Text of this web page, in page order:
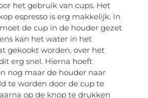
het gebruik van cups. Het
espresso is erg makkelijk. In
de cup in de houder gezet
kan het water in het
gekookt worden, over het
erg snel. Hierna hoeft
nog maar de houder naar
te worden door de cup te
op de knop te drukken